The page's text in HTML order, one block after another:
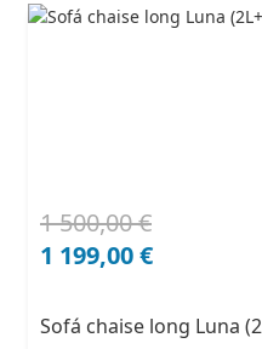
1 500,00€
O
preço
1
1 199,00€
O
preço
1
Sofá chaise long Luna